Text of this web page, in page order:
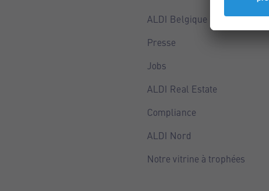
ALDI Belgique
Presse
Jobs
ALDI Real Estate
Compliance
ALDI Nord
Notre vitrine à trophées